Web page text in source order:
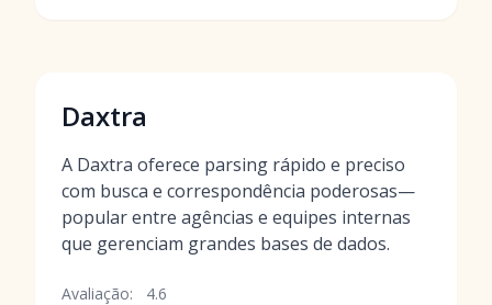
Daxtra
A Daxtra oferece parsing rápido e preciso
com busca e correspondência poderosas—
popular entre agências e equipes internas
que gerenciam grandes bases de dados.
Avaliação: 4.6